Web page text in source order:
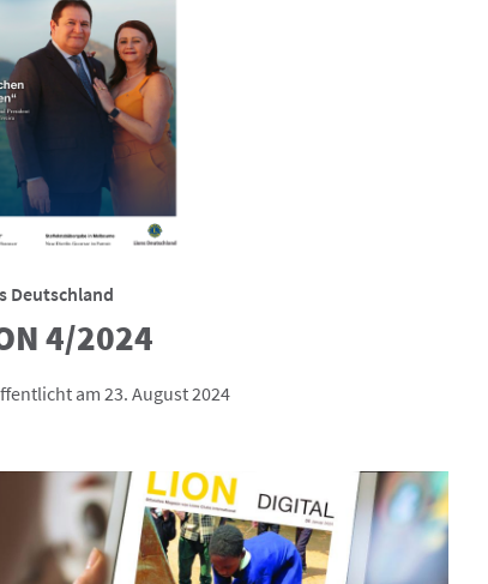
Deutschland
4/2024
am 23. August 2024